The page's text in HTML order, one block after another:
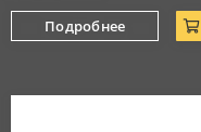
Подробнее